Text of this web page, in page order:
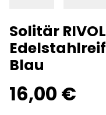
Solitär
Blau
16,00 €